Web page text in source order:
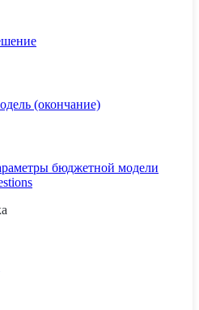
(окончание)
бюджетной модели